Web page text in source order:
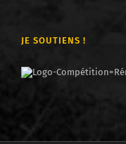
JE SOUTIENS !